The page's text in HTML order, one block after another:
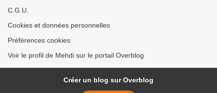
C.G.U.
Cookies et données personnelles
Préférences cookies
Voir le profil de Mehdi sur le portail Overblog
Créer un blog sur Overblog